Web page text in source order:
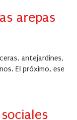
arepas
antejardines,
El próximo, ese